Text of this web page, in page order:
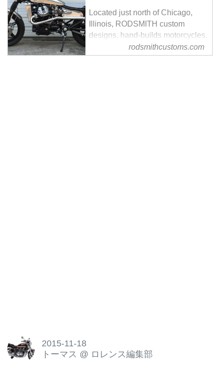
Located just north of Chicago,
Illinois, RODSMITH custom
designs, hand-builds motorcycles.
The metalwork on our bikes are
built, not bought.
rodsmithcustoms.com
2015-11-18
トーマス @ ロレンス編集部